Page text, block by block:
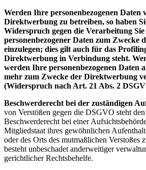
Werden Ihre personenbezogenen Daten
Direktwerbung zu betreiben, so haben
Widerspruch gegen die Verarbeitung
personenbezogener Daten zum Zwecke
einzulegen; dies gilt auch für das
Direktwerbung in Verbindung steht.
werden Ihre personenbezogenen Daten
mehr zum Zwecke der Direktwerbung
(Widerspruch nach Art. 21 Abs. 2
Beschwerderecht bei der zuständigen
von Verstößen gegen die DSGVO steht
Beschwerderecht bei einer
Mitgliedstaat ihres gewöhnlichen
oder des Orts des mutmaßlichen Verstoßes
besteht unbeschadet anderweitiger
gerichtlicher Rechtsbehelfe.